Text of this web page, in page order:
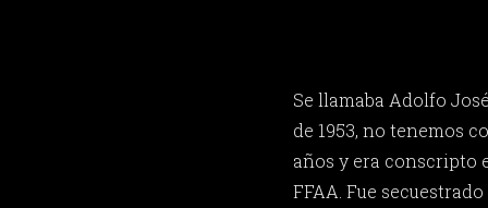
Se llamaba Adolfo
de 1953, no tenemos
años y era conscripto
FFAA. Fue